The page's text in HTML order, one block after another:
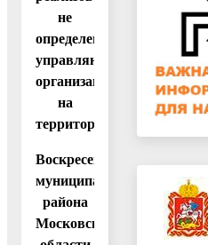
не
определена
управляющая
организация
на
территории
Воскресенского
муниципального
района
Московской